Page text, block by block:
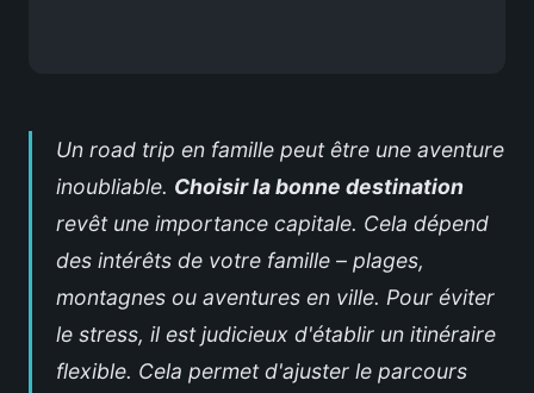
Un road trip en famille peut être une aventure
inoubliable. Choisir la bonne destination
revêt une importance capitale. Cela dépend
des intérêts de votre famille – plages,
montagnes ou aventures en ville. Pour éviter
le stress, il est judicieux d'établir un itinéraire
flexible. Cela permet d'ajuster le parcours